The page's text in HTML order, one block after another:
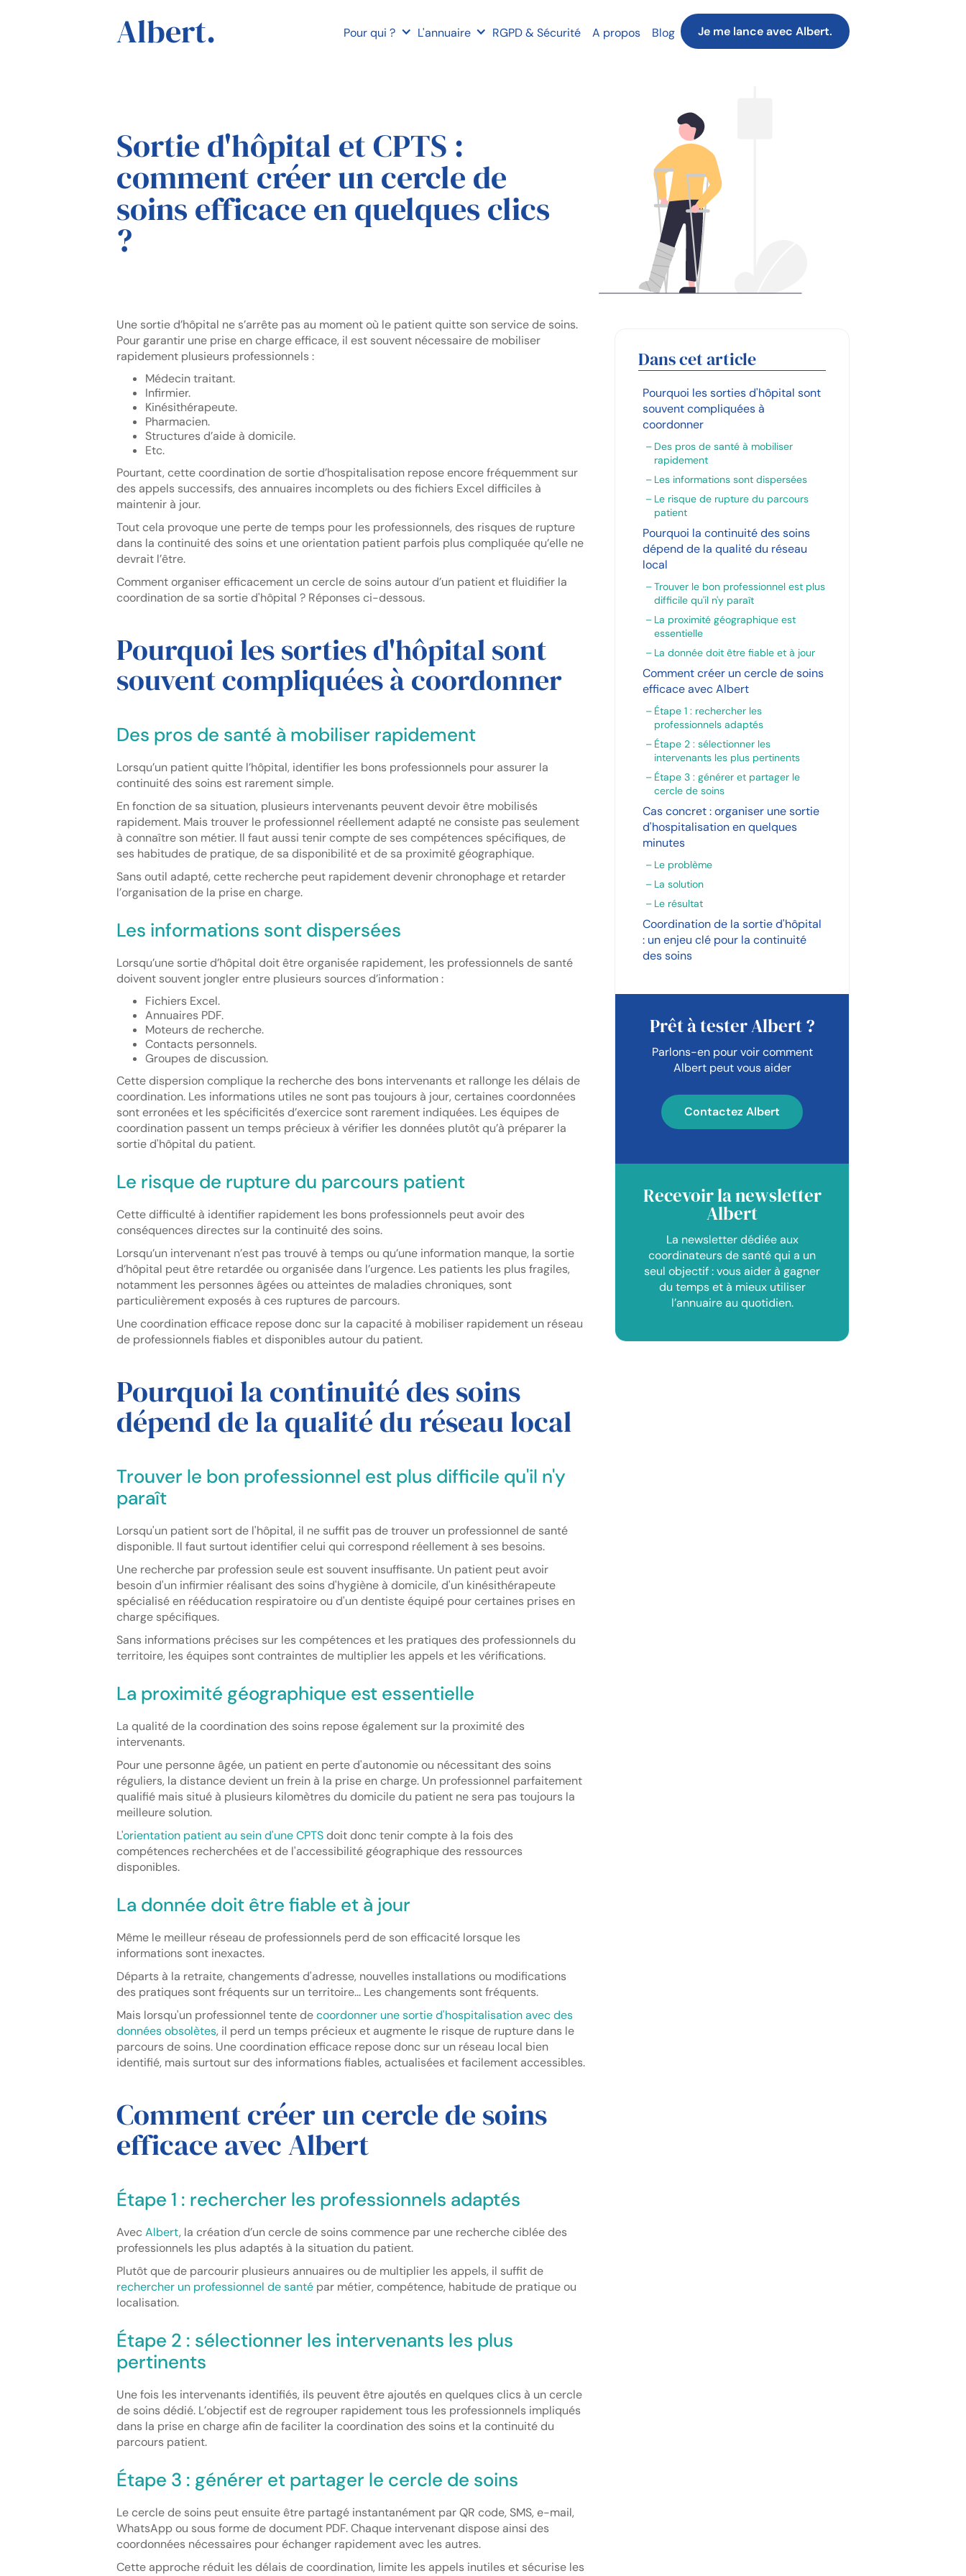
Albert. Pour qui ? L'annuaire RGPD & Sécurité A propos Blog Je me lance avec Albert.
Sortie d'hôpital et CPTS :
comment créer un cercle de
soins efficace en quelques clics
?
Une sortie d’hôpital ne s’arrête pas au moment où le patient quitte son service de soins.
Pour garantir une prise en charge efficace, il est souvent nécessaire de mobiliser
rapidement plusieurs professionnels :
Médecin traitant.
Infirmier.
Kinésithérapeute.
Pharmacien.
Structures d’aide à domicile.
Etc.
Pourtant, cette coordination de sortie d’hospitalisation repose encore fréquemment sur
des appels successifs, des annuaires incomplets ou des fichiers Excel difficiles à
maintenir à jour.
Tout cela provoque une perte de temps pour les professionnels, des risques de rupture
dans la continuité des soins et une orientation patient parfois plus compliquée qu’elle ne
devrait l’être.
Comment organiser efficacement un cercle de soins autour d’un patient et fluidifier la
coordination de sa sortie d'hôpital ? Réponses ci-dessous.
Pourquoi les sorties d'hôpital sont
souvent compliquées à coordonner
Des pros de santé à mobiliser rapidement
Lorsqu’un patient quitte l’hôpital, identifier les bons professionnels pour assurer la
continuité des soins est rarement simple.
En fonction de sa situation, plusieurs intervenants peuvent devoir être mobilisés
rapidement. Mais trouver le professionnel réellement adapté ne consiste pas seulement
à connaître son métier. Il faut aussi tenir compte de ses compétences spécifiques, de
ses habitudes de pratique, de sa disponibilité et de sa proximité géographique.
Sans outil adapté, cette recherche peut rapidement devenir chronophage et retarder
l’organisation de la prise en charge.
Les informations sont dispersées
Lorsqu’une sortie d’hôpital doit être organisée rapidement, les professionnels de santé
doivent souvent jongler entre plusieurs sources d’information :
Fichiers Excel.
Annuaires PDF.
Moteurs de recherche.
Contacts personnels.
Groupes de discussion.
Cette dispersion complique la recherche des bons intervenants et rallonge les délais de
coordination. Les informations utiles ne sont pas toujours à jour, certaines coordonnées
sont erronées et les spécificités d’exercice sont rarement indiquées. Les équipes de
coordination passent un temps précieux à vérifier les données plutôt qu’à préparer la
sortie d'hôpital du patient.
Le risque de rupture du parcours patient
Cette difficulté à identifier rapidement les bons professionnels peut avoir des
conséquences directes sur la continuité des soins.
Lorsqu’un intervenant n’est pas trouvé à temps ou qu’une information manque, la sortie
d’hôpital peut être retardée ou organisée dans l’urgence. Les patients les plus fragiles,
notamment les personnes âgées ou atteintes de maladies chroniques, sont
particulièrement exposés à ces ruptures de parcours.
Une coordination efficace repose donc sur la capacité à mobiliser rapidement un réseau
de professionnels fiables et disponibles autour du patient.
Pourquoi la continuité des soins
dépend de la qualité du réseau local
Trouver le bon professionnel est plus difficile qu'il n'y
paraît
Lorsqu'un patient sort de l'hôpital, il ne suffit pas de trouver un professionnel de santé
disponible. Il faut surtout identifier celui qui correspond réellement à ses besoins.
Une recherche par profession seule est souvent insuffisante. Un patient peut avoir
besoin d'un infirmier réalisant des soins d'hygiène à domicile, d'un kinésithérapeute
spécialisé en rééducation respiratoire ou d'un dentiste équipé pour certaines prises en
charge spécifiques.
Sans informations précises sur les compétences et les pratiques des professionnels du
territoire, les équipes sont contraintes de multiplier les appels et les vérifications.
La proximité géographique est essentielle
La qualité de la coordination des soins repose également sur la proximité des
intervenants.
Pour une personne âgée, un patient en perte d'autonomie ou nécessitant des soins
réguliers, la distance devient un frein à la prise en charge. Un professionnel parfaitement
qualifié mais situé à plusieurs kilomètres du domicile du patient ne sera pas toujours la
meilleure solution.
L'orientation patient au sein d'une CPTSdoit donc tenir compte à la fois des
compétences recherchées et de l'accessibilité géographique des ressources
disponibles.
La donnée doit être fiable et à jour
Même le meilleur réseau de professionnels perd de son efficacité lorsque les
informations sont inexactes.
Départs à la retraite, changements d'adresse, nouvelles installations ou modifications
des pratiques sont fréquents sur un territoire... Les changements sont fréquents.
Mais lorsqu'un professionnel tente decoordonner une sortie d'hospitalisation avec des
données obsolètes, il perd un temps précieux et augmente le risque de rupture dans le
parcours de soins. Une coordination efficace repose donc sur un réseau local bien
identifié, mais surtout sur des informations fiables, actualisées et facilement accessibles.
Comment créer un cercle de soins
efficace avec Albert
Étape 1 : rechercher les professionnels adaptés
Avec Albert, la création d’un cercle de soins commence par une recherche ciblée des
professionnels les plus adaptés à la situation du patient.
Plutôt que de parcourir plusieurs annuaires ou de multiplier les appels, il suffit de
rechercher un professionnel de santé par métier, compétence, habitude de pratique ou
localisation.
Étape 2 : sélectionner les intervenants les plus
pertinents
Une fois les intervenants identifiés, ils peuvent être ajoutés en quelques clics à un cercle
de soins dédié. L’objectif est de regrouper rapidement tous les professionnels impliqués
dans la prise en charge afin de faciliter la coordination des soins et la continuité du
parcours patient.
Étape 3 : générer et partager le cercle de soins
Le cercle de soins peut ensuite être partagé instantanément par QR code, SMS, e-mail,
WhatsApp ou sous forme de document PDF. Chaque intervenant dispose ainsi des
coordonnées nécessaires pour échanger rapidement avec les autres.
Cette approche réduit les délais de coordination, limite les appels inutiles et sécurise les
Dans cet article
Pourquoi les sorties d'hôpital sont
souvent compliquées à
coordonner
Des pros de santé à mobiliser
rapidement
Les informations sont dispersées
Le risque de rupture du parcours
patient
Pourquoi la continuité des soins
dépend de la qualité du réseau
local
Trouver le bon professionnel est plus
difficile qu'il n'y paraît
La proximité géographique est
essentielle
La donnée doit être fiable et à jour
Comment créer un cercle de soins
efficace avec Albert
Étape 1 : rechercher les
professionnels adaptés
Étape 2 : sélectionner les
intervenants les plus pertinents
Étape 3 : générer et partager le
cercle de soins
Cas concret : organiser une sortie
d'hospitalisation en quelques
minutes
Le problème
La solution
Le résultat
Coordination de la sortie d'hôpital
: un enjeu clé pour la continuité
des soins
Prêt à tester Albert ?
Parlons-en pour voir comment
Albert peut vous aider
Contactez Albert
Recevoir la newsletter
Albert
La newsletter dédiée aux
coordinateurs de santé qui a un
seul objectif : vous aider à gagner
du temps et à mieux utiliser
l’annuaire au quotidien.